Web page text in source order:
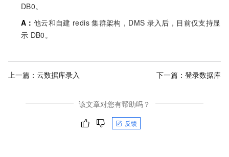
DB0。
A： 他云和自建 redis 集群架构，DMS 录入后，目前仅支持显
示 DB0。
上一篇： 云数据库录入 下一篇： 登录数据库
该文章对您有帮助吗？
反馈